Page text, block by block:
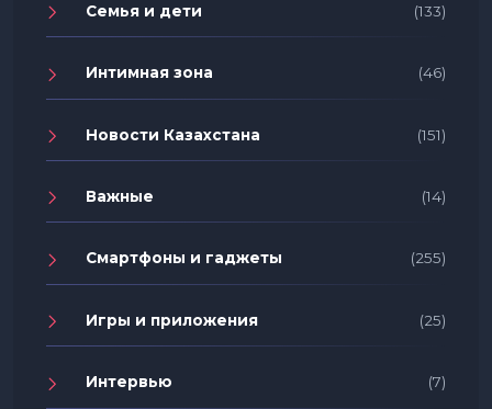
Семья и дети (133)
Интимная зона (46)
Новости Казахстана (151)
Важные (14)
Смартфоны и гаджеты (255)
Игры и приложения (25)
Интервью (7)